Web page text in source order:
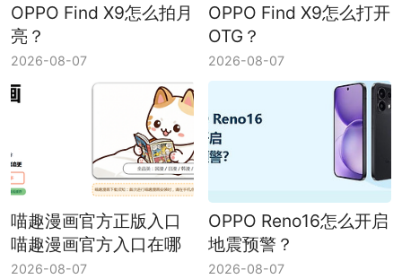
OPPO Find X9怎么拍月
亮？
2026-08-07
OPPO Find X9怎么打开
OTG？
2026-08-07
喵趣漫画官方正版入口
喵趣漫画官方入口在哪
里
2026-08-07
OPPO Reno16怎么开启
地震预警？
2026-08-07